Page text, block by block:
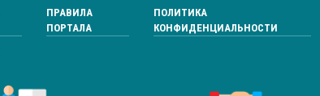
ПРАВИЛА
ПОРТАЛА
ПОЛИТИКА
КОНФИДЕНЦИАЛЬНОСТИ